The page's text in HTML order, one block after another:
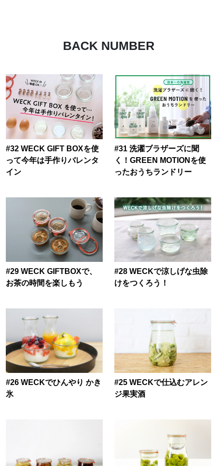
BACK NUMBER
#32 WECK GIFT BOXを使
って今年は手作りバレンタ
イン
#31 洗濯ブラザーズに聞
く！GREEN MOTIONを使
ったおうちランドリー
#29 WECK GIFTBOXで、
お茶の時間を楽しもう
#28 WECKで涼しげな虫除
けをつくろう！
#26 WECKでひんやり かき
氷
#25 WECKで仕込むアレン
ジ果実酒